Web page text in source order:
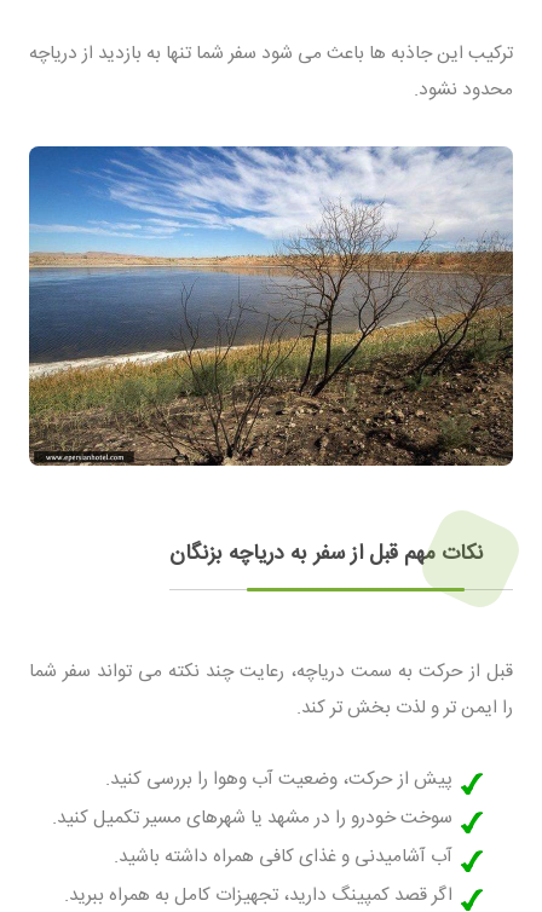
ترکیب این جاذبه ها باعث می شود سفر شما تنها به بازدید از دریاچه
محدود نشود.
نکات مهم قبل از سفر به دریاچه بزنگان
قبل از حرکت به سمت دریاچه، رعایت چند نکته می تواند سفر شما
را ایمن تر و لذت بخش تر کند.
پیش از حرکت، وضعیت آب وهوا را بررسی کنید.
سوخت خودرو را در مشهد یا شهرهای مسیر تکمیل کنید.
آب آشامیدنی و غذای کافی همراه داشته باشید.
اگر قصد کمپینگ دارید، تجهیزات کامل به همراه ببرید.